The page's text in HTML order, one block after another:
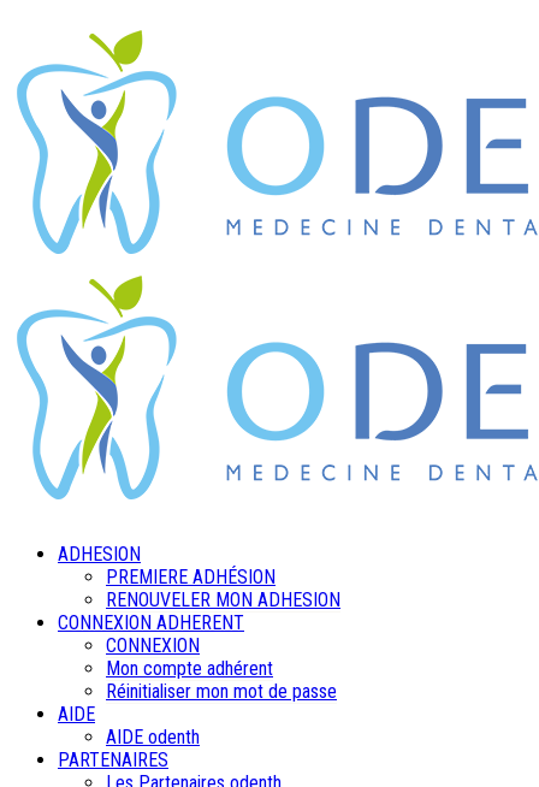
ADHESION
PREMIERE ADHÉSION
RENOUVELER MON ADHESION
CONNEXION ADHERENT
CONNEXION
Mon compte adhérent
Réinitialiser mon mot de passe
AIDE
AIDE odenth
PARTENAIRES